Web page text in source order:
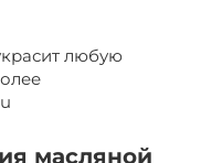
любую
масляной